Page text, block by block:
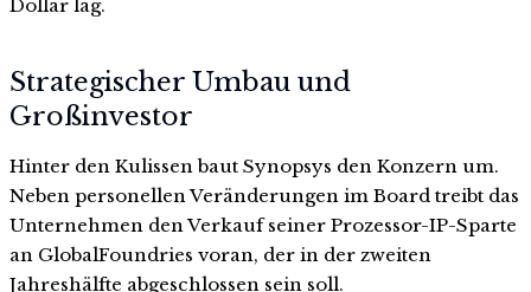
Dollar lag.
Strategischer Umbau und
Großinvestor
Hinter den Kulissen baut Synopsys den Konzern um.
Neben personellen Veränderungen im Board treibt das
Unternehmen den Verkauf seiner Prozessor-IP-Sparte
an GlobalFoundries voran, der in der zweiten
Jahreshälfte abgeschlossen sein soll.